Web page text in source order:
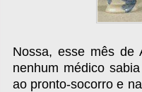
Nossa, esse mês de
nenhum médico
ao pronto-socorro e